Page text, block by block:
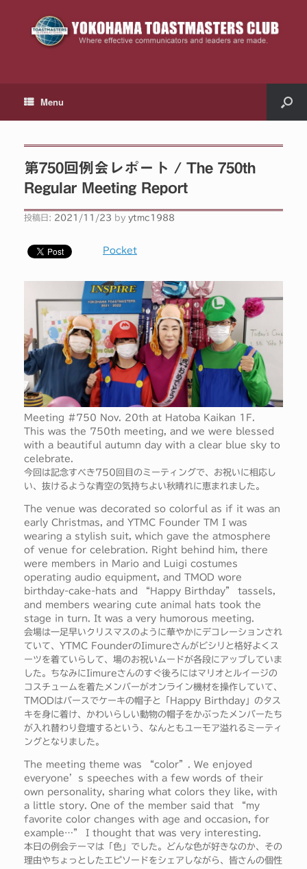
Menu
第750回例会レポート / The 750th
Regular Meeting Report
投稿日: 2021/11/23 by ytmc1988
Pocket
Meeting #750 Nov. 20th at Hatoba Kaikan 1F.
This was the 750th meeting, and we were blessed
with a beautiful autumn day with a clear blue sky to
celebrate.
今回は記念すべき750回目のミーティングで、お祝いに相応し
い、抜けるような青空の気持ちよい秋晴れに恵まれました。
The venue was decorated so colorful as if it was an
early Christmas, and YTMC Founder TM I was
wearing a stylish suit, which gave the atmosphere
of venue for celebration. Right behind him, there
were members in Mario and Luigi costumes
operating audio equipment, and TMOD wore
birthday-cake-hats and “Happy Birthday” tassels,
and members wearing cute animal hats took the
stage in turn. It was a very humorous meeting.
会場は一足早いクリスマスのように華やかにデコレーションされ
ていて、YTMC FounderのIimureさんがビシリと格好よくス
ーツを着ていらして、場のお祝いムードが各段にアップしていま
した。ちなみにIimureさんのすぐ後ろにはマリオとルイージの
コスチュームを着たメンバーがオンライン機材を操作していて、
TMODはバースでケーキの帽子と「Happy Birthday」のタス
キを身に着け、かわいらしい動物の帽子をかぶったメンバーたち
が入れ替わり登壇するという、なんともユーモア溢れるミーティ
ングとなりました。
The meeting theme was “color”. We enjoyed
everyone’s speeches with a few words of their
own personality, sharing what colors they like, with
a little story. One of the member said that “my
favorite color changes with age and occasion, for
example…” I thought that was very interesting.
本日の例会テーマは「色」でした。どんな色が好きなのか、その
理由やちょっとしたエピソードをシェアしながら、皆さんの個性